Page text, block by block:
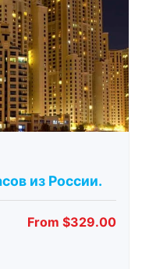
из России.
From $329.00